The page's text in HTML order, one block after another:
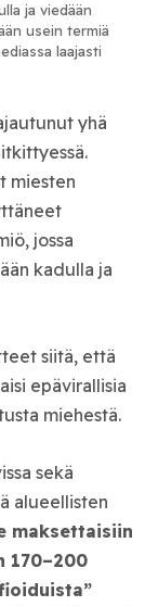
ja viedään
usein termiä
laajasti
yhä
miesten
jossa
kadulla ja
siitä, että
epävirallisia
miehestä.
sekä
alueellisten
maksettaisiin
170–200